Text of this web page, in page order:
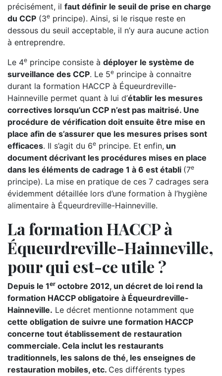
précisément, il faut définir le seuil de prise en charge
du CCP (3e principe). Ainsi, si le risque reste en
dessous du seuil acceptable, il n’y aura aucune action
à entreprendre.
Le 4e principe consiste à déployer le système de
surveillance des CCP. Le 5e principe à connaitre
durant la formation HACCP à Équeurdreville-
Hainneville permet quant à lui d’établir les mesures
correctives lorsqu’un CCP n’est pas maitrisé. Une
procédure de vérification doit ensuite être mise en
place afin de s’assurer que les mesures prises sont
efficaces. Il s’agit du 6e principe. Et enfin, un
document décrivant les procédures mises en place
dans les éléments de cadrage 1 à 6 est établi (7e
principe). La mise en pratique de ces 7 cadrages sera
évidemment détaillée lors d’une formation à l’hygiène
alimentaire à Équeurdreville-Hainneville.
La formation HACCP à
Équeurdreville-Hainneville,
pour qui est-ce utile ?
Depuis le 1er octobre 2012, un décret de loi rend la
formation HACCP obligatoire à Équeurdreville-
Hainneville. Le décret mentionne notamment que
cette obligation de suivre une formation HACCP
concerne tout établissement de restauration
commerciale. Cela inclut les restaurants
traditionnels, les salons de thé, les enseignes de
restauration mobiles, etc. Ces différents types